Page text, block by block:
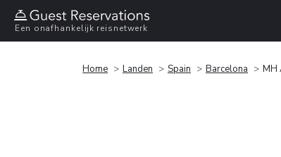
Een onafhankelijk reisnetwerk
Home Landen Spain Barcelona MH